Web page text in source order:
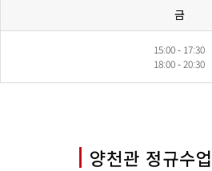
금
15:00 - 17:30
18:00 - 20:30
양천관 정규수